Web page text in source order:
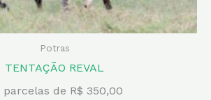
Potras
TENTAÇÃO REVAL
parcelas de R$ 350,00